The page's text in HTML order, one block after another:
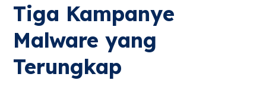
Tiga Kampanye
Malware yang
Terungkap